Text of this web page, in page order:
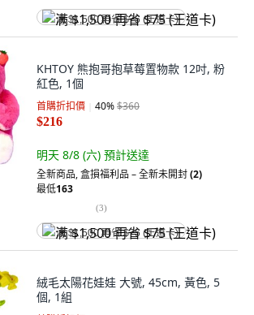
满 $1,500 再省 $75 (王道卡)
KHTOY 熊抱哥抱草莓置物款 12吋, 粉
紅色, 1個
首購折扣價 40%$360
$216
明天 8/8 (六) 預計送達
全新商品,盒損福利品 – 全新未開封(2)
最低163
(3)
满 $1,500 再省 $75 (王道卡)
絨毛太陽花娃娃 大號, 45cm, 黃色, 5
個, 1組